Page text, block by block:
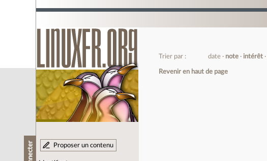
Proposer un contenu
Trier par : date note intérêt
Revenir en haut de page